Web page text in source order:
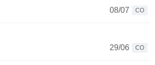
08/07
CO
29/06
CO